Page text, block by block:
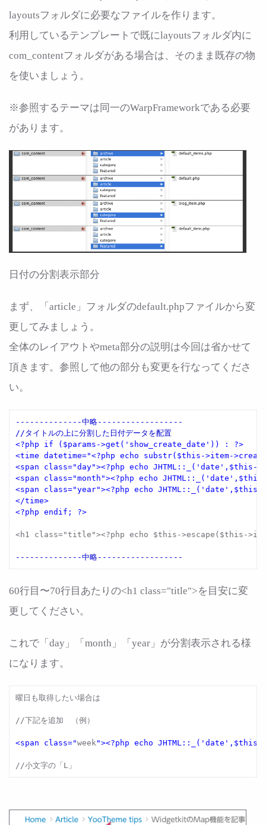
layoutsフォルダに必要なファイルを作ります。
利用しているテンプレートで既にlayoutsフォルダ内に
com_contentフォルダがある場合は、そのまま既存の物
を使いましょう。
※参照するテーマは同一のWarpFrameworkである必要
があります。
日付の分割表示部分
まず、「article」フォルダのdefault.phpファイルから変
更してみましょう。
全体のレイアウトやmeta部分の説明は今回は省かせて
頂きます。参照して他の部分も変更を行なってくださ
い。
--------------中略------------------
<?php if ($params->get('show_create_date')) : ?>
<time datetime="<?php echo substr($this->item-
<span class="day"><?php echo
<span class="month"><?php echo
<span class="year"><?php echo
</time>
<?php endif; ?>
<h1 class="title"><?php echo $this->escape($this-
--------------中略------------------
60行目〜70行目あたりの<h1 class="title">を目安に変
更してください。
これで「day」「month」「year」が分割表示される様
になります。
曜日も取得したい場合は
//下記を追加　（例）
<span class="week"><?php echo
//小文字の「L」